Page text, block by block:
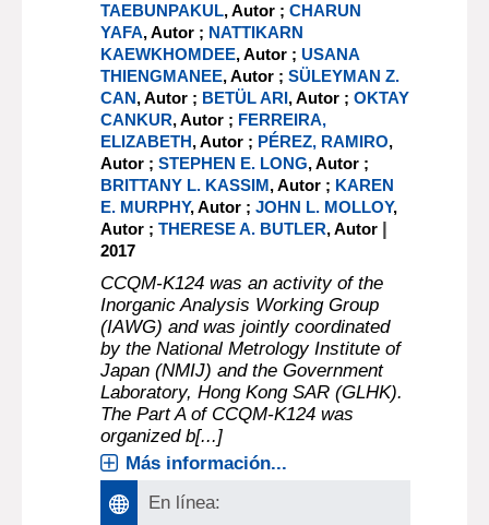
TAEBUNPAKUL, Autor ;CHARUN
YAFA, Autor ; NATTIKARN
KAEWKHOMDEE, Autor ;USANA
THIENGMANEE, Autor ;SÜLEYMAN Z.
CAN, Autor ; BETÜL ARI, Autor ;OKTAY
CANKUR, Autor ; FERREIRA,
ELIZABETH, Autor ; PÉREZ, RAMIRO,
Autor ;STEPHEN E. LONG, Autor ;
BRITTANY L. KASSIM, Autor ; KAREN
E. MURPHY, Autor ;JOHN L. MOLLOY,
Autor ;THERESE A. BUTLER, Autor |
2017
CCQM-K124 was an activity of the
Inorganic Analysis Working Group
(IAWG) and was jointly coordinated
by the National Metrology Institute of
Japan (NMIJ) and the Government
Laboratory, Hong Kong SAR (GLHK).
The Part A of CCQM-K124 was
organized b[...]
Más información...
En línea: